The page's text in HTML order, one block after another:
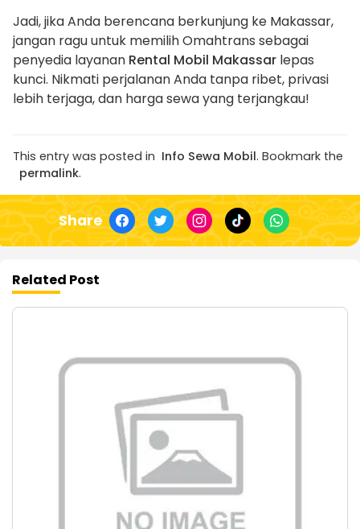
Jadi, jika Anda berencana berkunjung ke Makassar,
jangan ragu untuk memilih Omahtrans sebagai
penyedia layanan Rental Mobil Makassar lepas
kunci. Nikmati perjalanan Anda tanpa ribet, privasi
lebih terjaga, dan harga sewa yang terjangkau!
This entry was posted in Info Sewa Mobil. Bookmark the
permalink.
Share
Related Post